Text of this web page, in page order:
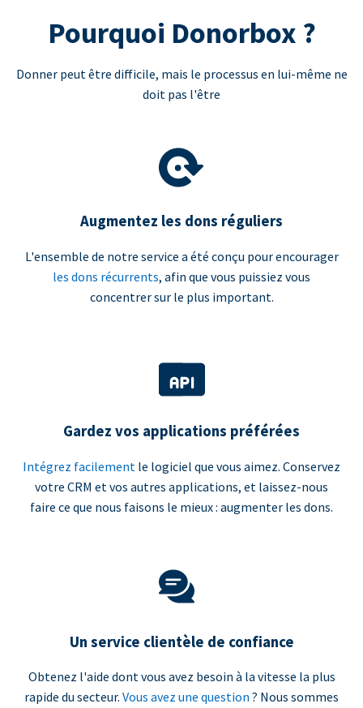
Pourquoi Donorbox ?
Donner peut être difficile, mais le processus en lui-même ne
doit pas l'être
Augmentez les dons réguliers
L'ensemble de notre service a été conçu pour encourager
les dons récurrents, afin que vous puissiez vous
concentrer sur le plus important.
Gardez vos applications préférées
Intégrez facilement le logiciel que vous aimez. Conservez
votre CRM et vos autres applications, et laissez-nous
faire ce que nous faisons le mieux : augmenter les dons.
Un service clientèle de confiance
Obtenez l'aide dont vous avez besoin à la vitesse la plus
rapide du secteur. Vous avez une question ? Nous sommes